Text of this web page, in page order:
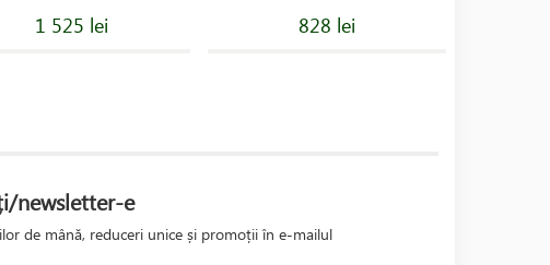
1 525 lei 828 lei
newsletter-e
de mână, reduceri unice și promoții în e-mailul